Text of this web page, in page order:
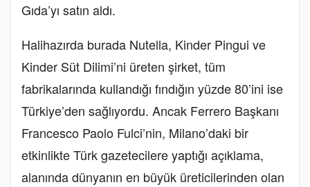
Gıda’yı satın aldı.
Halihazırda burada Nutella, Kinder Pingui ve
Kinder Süt Dilimi’ni üreten şirket, tüm
fabrikalarında kullandığı fındığın yüzde 80’ini ise
Türkiye’den sağlıyordu. Ancak Ferrero Başkanı
Francesco Paolo Fulci’nin, Milano’daki bir
etkinlikte Türk gazetecilere yaptığı açıklama,
alanında dünyanın en büyük üreticilerinden olan